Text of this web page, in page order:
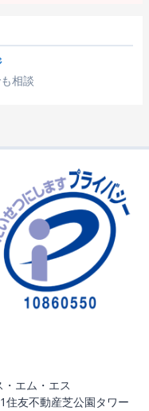
相談
・エム・エス
友不動産芝公園タワー